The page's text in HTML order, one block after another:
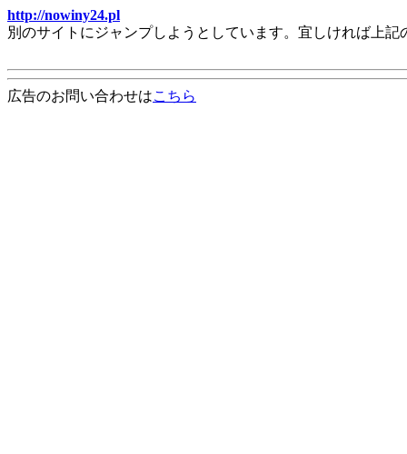
http://nowiny24.pl
別のサイトにジャンプしようとしています。宜しければ上
広告のお問い合わせはこちら